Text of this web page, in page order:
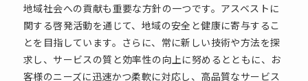
地域社会への貢献も重要な方針の一つです。アスベストに
関する啓発活動を通じて、地域の安全と健康に寄与するこ
とを目指しています。さらに、常に新しい技術や方法を探
求し、サービスの質と効率性の向上に努めるとともに、お
客様のニーズに迅速かつ柔軟に対応し、高品質なサービス